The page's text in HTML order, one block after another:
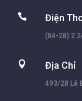
 Điện
(84-28) 2
 Địa Chỉ
493/28 Lê